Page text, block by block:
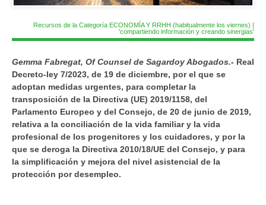
Recursos de la Categoría ECONOMÍA Y RRHH (habitualmente los viernes) |
'compartiendo información y creando sinergias'
Gemma Fabregat, Of Counsel de Sagardoy Abogados.- Real
Decreto-ley 7/2023, de 19 de diciembre, por el que se
adoptan medidas urgentes, para completar la
transposición de la Directiva (UE) 2019/1158, del
Parlamento Europeo y del Consejo, de 20 de junio de 2019,
relativa a la conciliación de la vida familiar y la vida
profesional de los progenitores y los cuidadores, y por la
que se deroga la Directiva 2010/18/UE del Consejo, y para
la simplificación y mejora del nivel asistencial de la
protección por desempleo.